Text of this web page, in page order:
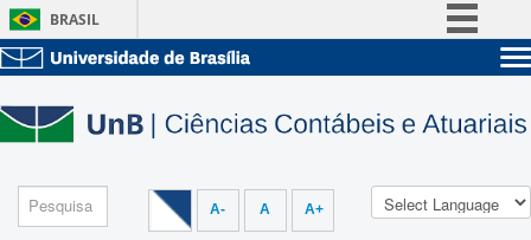
BRASIL
Participe
Legislação
Unidades acadêmicas
Estude na UnB
Administração
Servidor
A- A A+